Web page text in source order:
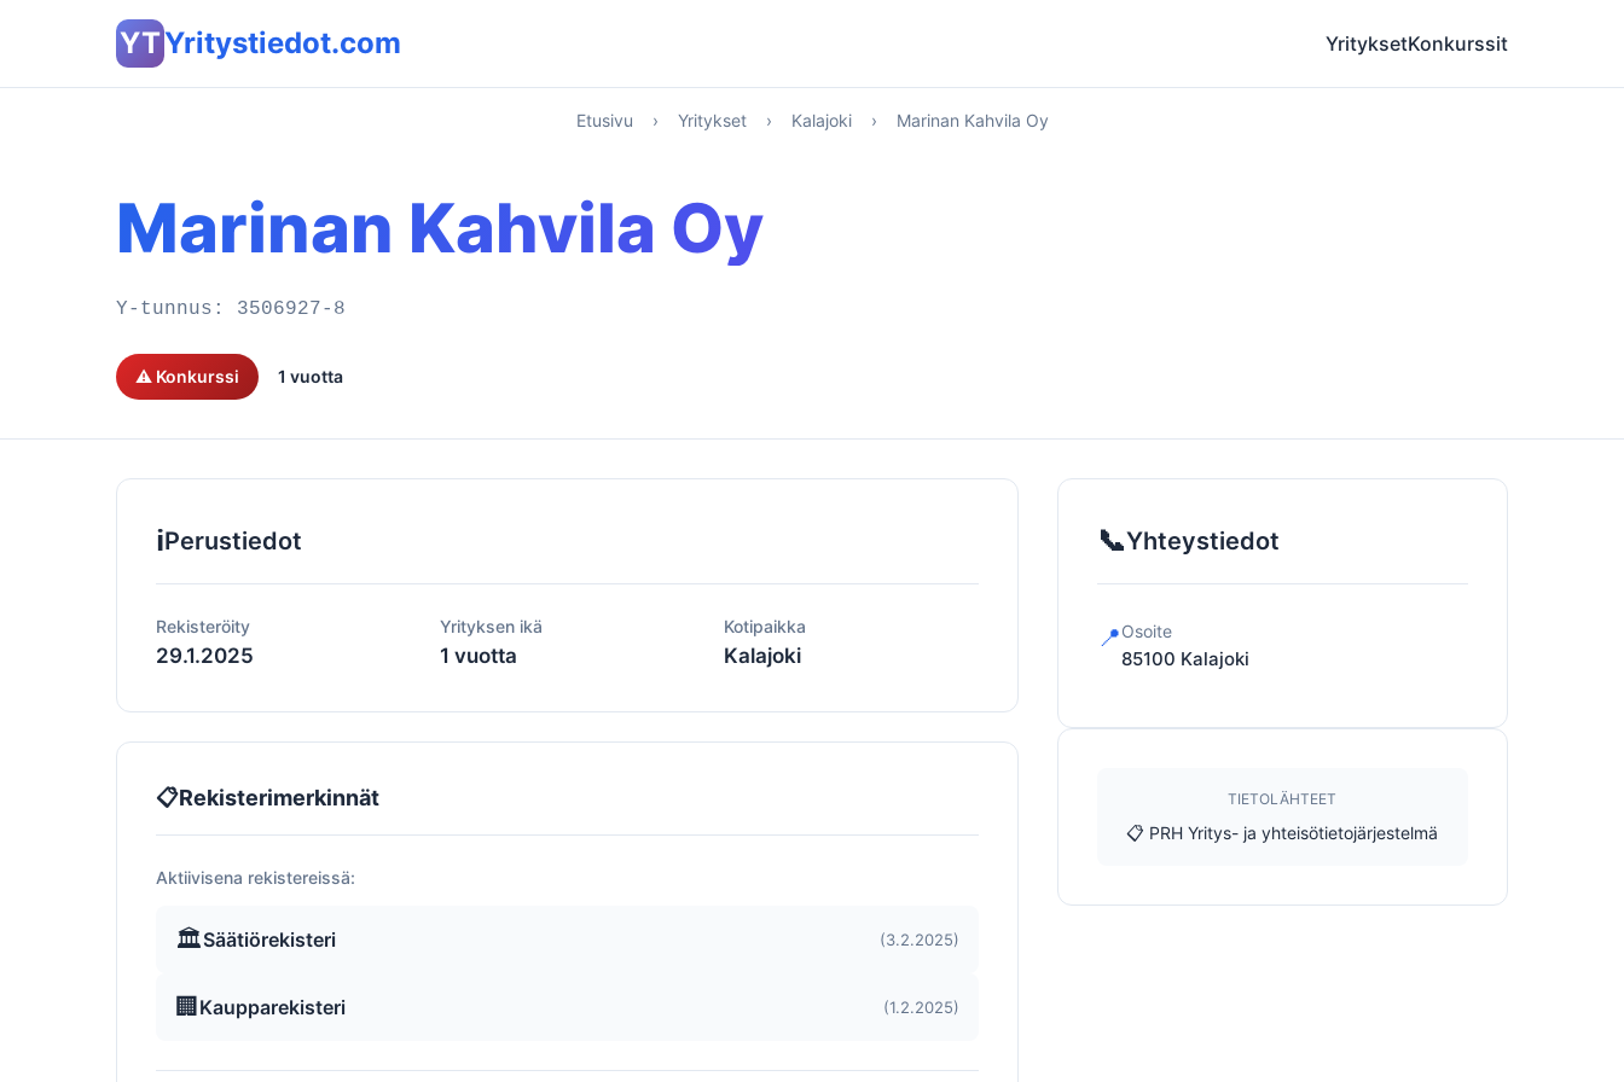
YTYritystiedot.com YrityksetKonkurssit
Etusivu › Yritykset › Kalajoki › Marinan Kahvila Oy
Marinan Kahvila Oy
Y-tunnus: 3506927-8
⚠️ Konkurssi 1 vuotta
ℹ️Perustiedot
Rekisteröity
29.1.2025
Yrityksen ikä
1 vuotta
Kotipaikka
Kalajoki
📋Rekisterimerkinnät
Aktiivisena rekistereissä:
🏛️Säätiörekisteri (3.2.2025)
🏢 Kaupparekisteri (1.2.2025)
📞Yhteystiedot
📍Osoite
85100 Kalajoki
TIETOLÄHTEET
📋 PRH Yritys- ja yhteisötietojärjestelmä